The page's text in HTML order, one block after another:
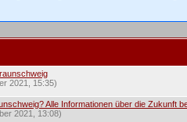
2021, 15:35)
Alle Informationen über die Zukunft
2021, 13:08)